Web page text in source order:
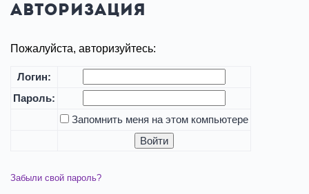
Авторизация
Пожалуйста, авторизуйтесь:
Логин:
Пароль:
Запомнить меня на этом компьютере
Забыли свой пароль?